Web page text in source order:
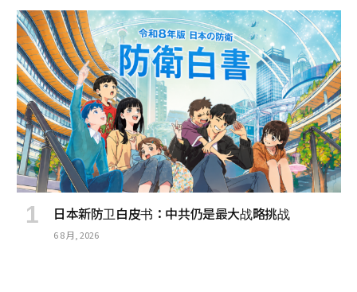
日本新防卫白皮书：中共仍是最大战略挑战
6 8 月, 2026